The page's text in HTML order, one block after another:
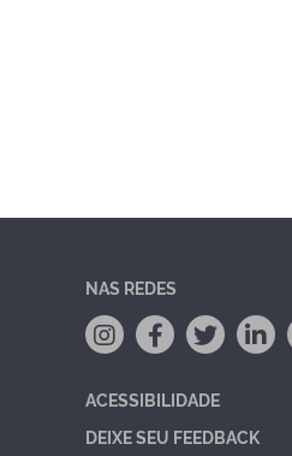
NAS REDES
ACESSIBILIDADE
DEIXE SEU FEEDBACK